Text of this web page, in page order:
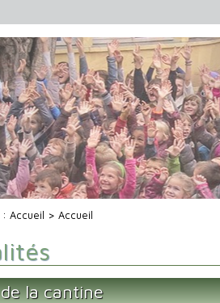
:Accueil > Accueil
la cantine